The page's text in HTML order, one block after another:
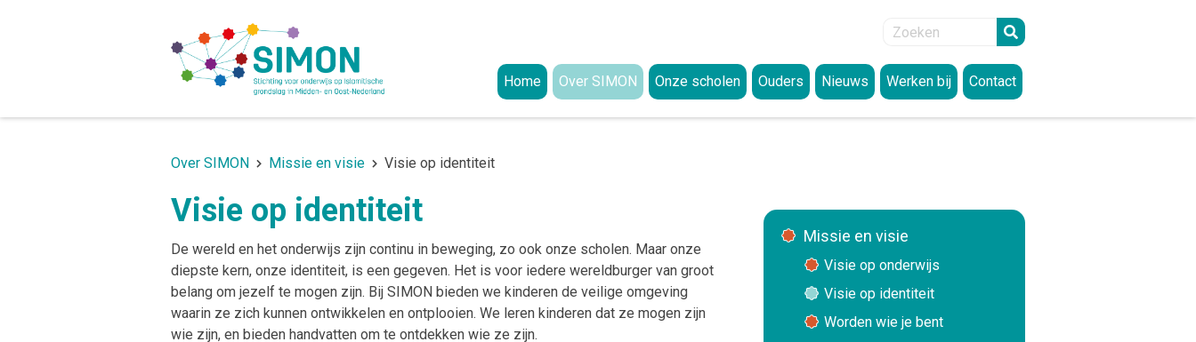
Home
Over SIMON
Raad van Toezicht (RvT)
GMR
Uitleg rechten van ouders en procedure uitoefenen rechten
Uitleg over responsible disclosure
Meldingsformulier beveiligingsincidenten en datalekken
Strategisch beleidsplan
Jaarverslagen
ANBI-Status
Onze scholen
Ouders
Interessante links
Nieuws
Werken bij
Contact
Over SIMON Missie en visie Visie op identiteit
Visie op identiteit
De wereld en het onderwijs zijn continu in beweging, zo ook onze scholen. Maar onze
diepste kern, onze identiteit, is een gegeven. Het is voor iedere wereldburger van groot
belang om jezelf te mogen zijn. Bij SIMON bieden we kinderen de veilige omgeving
waarin ze zich kunnen ontwikkelen en ontplooien. We leren kinderen dat ze mogen zijn
wie zijn, en bieden handvatten om te ontdekken wie ze zijn.
Missie en visie
Visie op onderwijs
Visie op identiteit
Worden wie je bent